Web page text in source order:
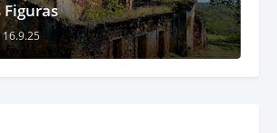
16.9.25